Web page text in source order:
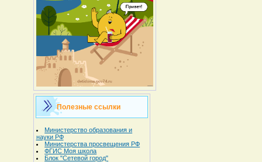
Полезные ссылки
Министерство образования и
науки РФ
Министерства просвещения РФ
ФГИС Моя школа
Блок "Сетевой город"